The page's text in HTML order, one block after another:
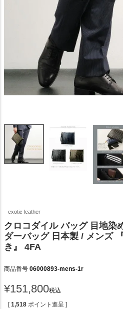
exotic leather
クロコダイル バッグ 目地染
ダーバッグ 日本製 / メンズ
き』 4FA
商品番号 06000893-mens-1r
¥151,800税込
[ 1,518 ポイント進呈 ]